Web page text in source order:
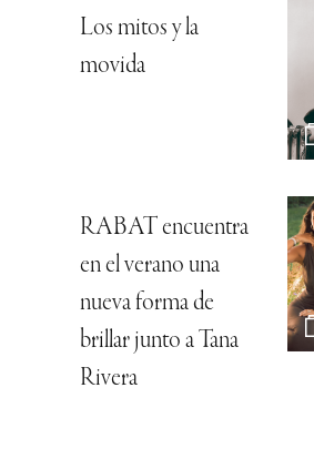
Los mitos y la
movida
RABAT encuentra
en el verano una
nueva forma de
brillar junto a Tana
Rivera